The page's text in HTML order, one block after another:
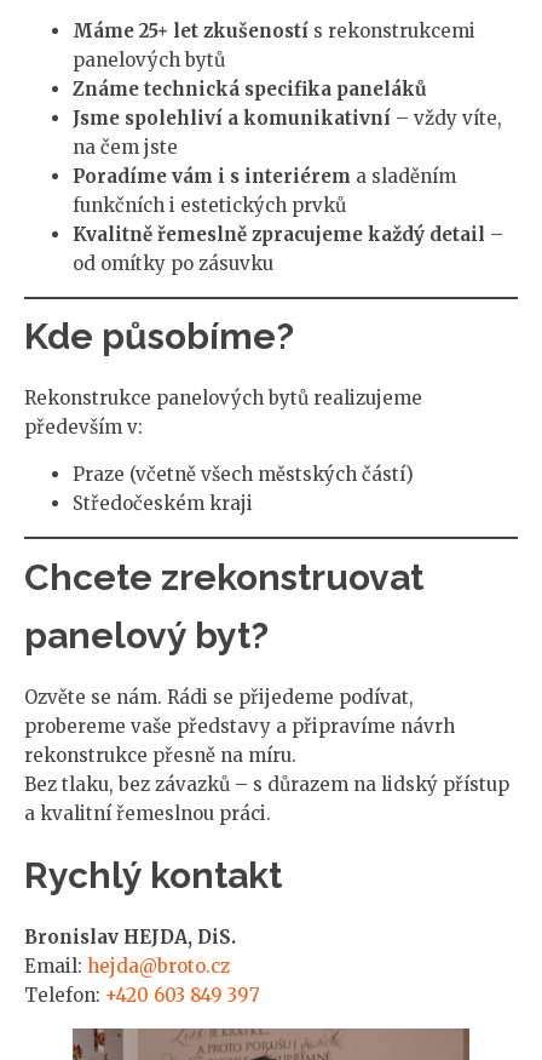
Máme 25+ let zkušeností s rekonstrukcemi
panelových bytů
Známe technická specifika paneláků
Jsme spolehliví a komunikativní – vždy víte,
na čem jste
Poradíme vám i s interiérem a sladěním
funkčních i estetických prvků
Kvalitně řemeslně zpracujeme každý detail –
od omítky po zásuvku
Kde působíme?
Rekonstrukce panelových bytů realizujeme
především v:
Praze (včetně všech městských částí)
Středočeském kraji
Chcete zrekonstruovat
panelový byt?
Ozvěte se nám. Rádi se přijedeme podívat,
probereme vaše představy a připravíme návrh
rekonstrukce přesně na míru.
Bez tlaku, bez závazků – s důrazem na lidský přístup
a kvalitní řemeslnou práci.
Rychlý kontakt
Bronislav HEJDA, DiS.
Email: hejda@broto.cz
Telefon: +420 603 849 397